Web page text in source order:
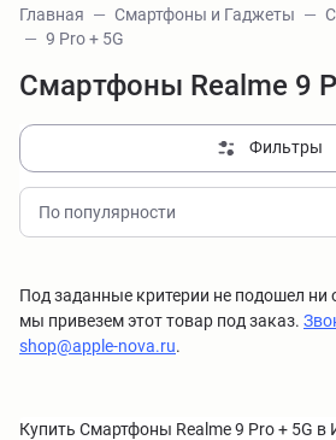
Главная Смартфоны и Гаджеты
9 Pro + 5G
Смартфоны Realme 9
Фильтры
По популярности
Под заданные критерии не подошел
мы привезем этот товар под заказ.
shop@apple-nova.ru.
Купить Смартфоны Realme 9 Pro + 5G